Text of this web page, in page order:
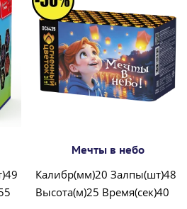
Мечты в небо
Калибр(мм)20 Залпы(шт)48
Высота(м)25 Время(сек)40